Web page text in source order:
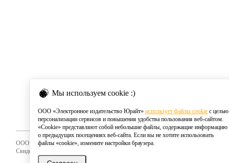
Мы используем cookie :)
ООО «Электронное издательство Юрайт» использует файлы cookie с целью
персонализации сервисов и повышения удобства пользования веб-сайтом.
«Cookie» представляют собой небольшие файлы, содержащие информацию
о предыдущих посещениях веб-сайта. Если вы не хотите использовать
файлы «cookie», измените настройки браузера.
ООО «Электронное издательство Юрайт»
Свидетельство о регистрации СМИ 2020